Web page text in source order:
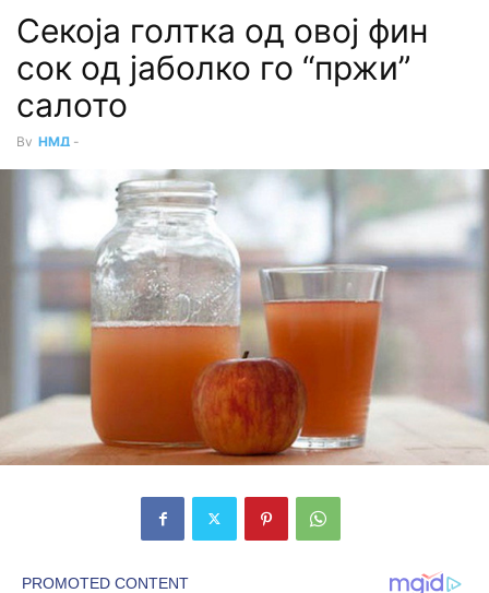
Секоја голтка од овој фин
сок од јаболко го “пржи”
салото
By НМД -